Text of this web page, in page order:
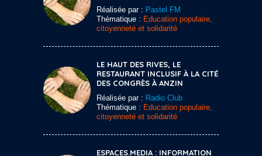
Réalisée par : Pastel FM
Thématique : Education populaire,
citoyenneté et solidarité
LE HAUT DES RIVES, LE
RESTAURANT INCLUSIF À LA CITÉ
DES CONGRÈS À ANZIN
Réalisée par : Radio Club
Thématique : Education populaire,
citoyenneté et solidarité
ESPACES.MEDIA : INFORMATION